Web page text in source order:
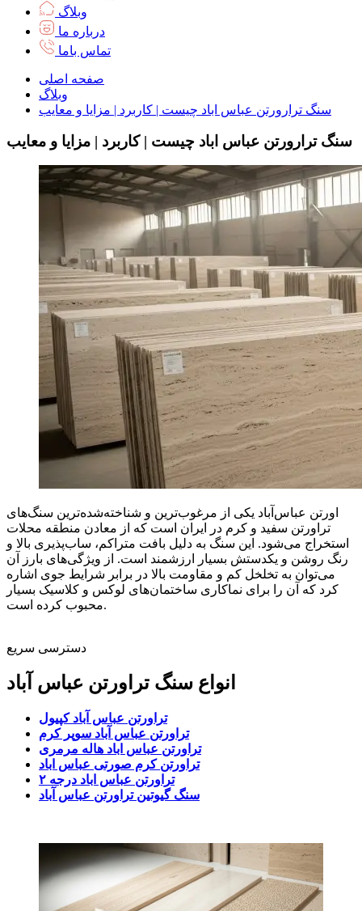
وبلاگ
درباره ما
تماس باما
صفحه اصلی
وبلاگ
سنگ ترارورتن عباس اباد چیست | کاربرد | مزایا و معایب
سنگ ترارورتن عباس اباد چیست | کاربرد | مزایا و معایب
اورتن عباس‌آباد یکی از مرغوب‌ترین و شناخته‌شده‌ترین سنگ‌های
تراورتن سفید و کرم در ایران است که از معادن منطقه محلات
استخراج می‌شود. این سنگ به دلیل بافت متراکم، ساب‌پذیری بالا و
رنگ روشن و یکدستش بسیار ارزشمند است. از ویژگی‌های بارز آن
می‌توان به تخلخل کم و مقاومت بالا در برابر شرایط جوی اشاره
کرد که آن را برای نماکاری ساختمان‌های لوکس و کلاسیک بسیار
محبوب کرده است.
دسترسی سریع
انواع سنگ تراورتن عباس آباد
تراورتن عباس آباد کپیول
تراورتن عباس آباد سوپر کرم
تراورتن عباس اباد هاله مرمری
تراورتن کرم صورتی عباس اباد
تراورتن عباس اباد درجه ۲
سنگ گيوتين تراورتن عباس آباد